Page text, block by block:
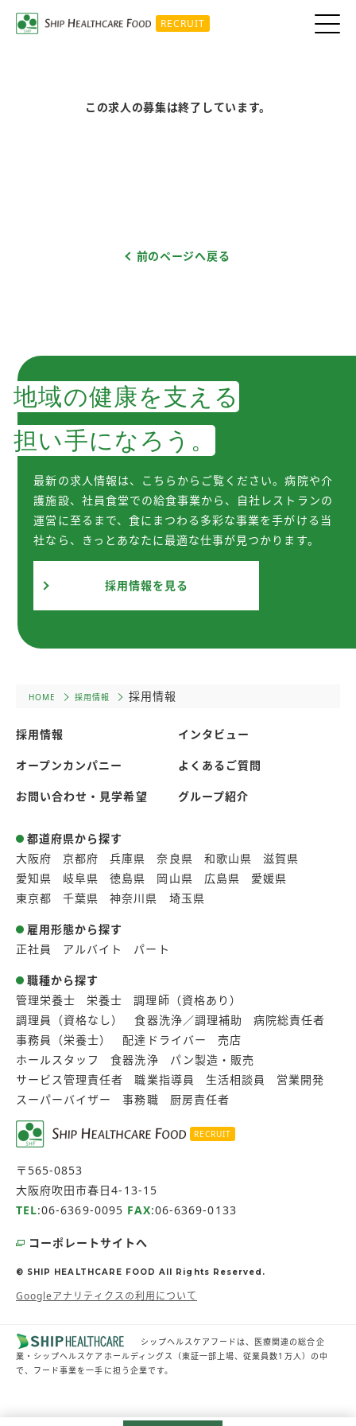
RECRUIT
この求人の募集は終了しています。
前のページへ戻る
地域の健康を支える
担い手になろう。
最新の求人情報は、こちらからご覧ください。病院や介
護施設、社員食堂での給食事業から、自社レストランの
運営に至るまで、食にまつわる多彩な事業を手がける当
社なら、きっとあなたに最適な仕事が見つかります。
採用情報を見る
HOME 採用情報 採用情報
RECRUIT
〒565-0853
大阪府吹田市春日4-13-15
TEL:06-6369-0095 FAX:06-6369-0133
コーポレートサイトへ
© SHIP HEALTHCARE FOOD All Rights Reserved.
Googleアナリティクスの利用について
採用情報 インタビュー
オープンカンパニー よくあるご質問
お問い合わせ・見学希望 グループ紹介
都道府県から探す
大阪府
京都府 兵庫県 奈良県 和歌山県
滋賀県
愛知県
岐阜県 徳島県 岡山県 広島県
愛媛県
東京都
千葉県 神奈川県 埼玉県
雇用形態から探す
正社員
アルバイト パート
職種から探す
管理栄養士
栄養士
調理師（資格あり）
調理員（資格なし）
食器洗浄／調理補助
病院総責任者
事務員（栄養士）
配達ドライバー
売店
ホールスタッフ
食器洗浄
パン製造・販売
サービス管理責任者
職業指導員 生活相談員
営業開発
スーパーバイザー
事務職 厨房責任者
シップヘルスケアフードは、医療関連の総合企
業・シップヘルスケアホールディングス（東証一部上場、従業員数1万人）の中
で、フード事業を一手に担う企業です。